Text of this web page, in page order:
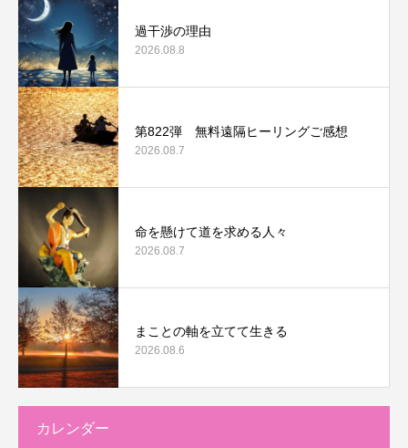
過干渉の理由
2026.08.8
第822弾 無料遠隔ヒーリングご感想
2026.08.7
命を懸けて道を求める人々
2026.08.7
まことの軸を立てて生きる
2026.08.6
カレンダー